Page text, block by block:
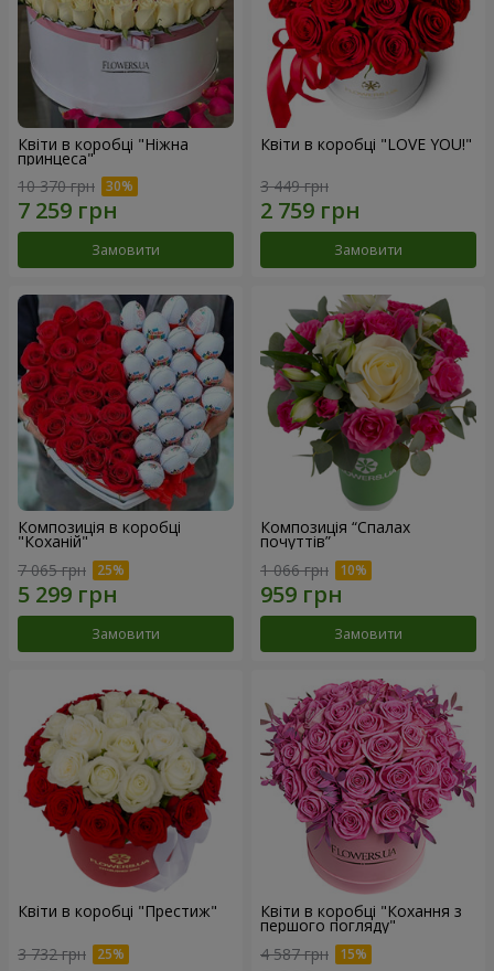
Квіти в коробці "Ніжна
принцеса"
10 370 грн
Замовити
Квіти в коробці "LOVE YOU!"
3 449 грн
Замовити
Композиція в коробці
"Коханій"
7 065 грн
Замовити
Композиція “Спалах
почуттів”
1 066 грн
Замовити
Квіти в коробці "Престиж"
3 732 грн
Квіти в коробці "Кохання з
першого погляду"
4 587 грн